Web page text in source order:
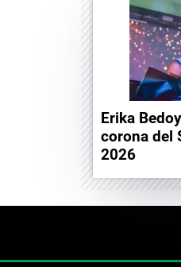
Erika
corona del
2026